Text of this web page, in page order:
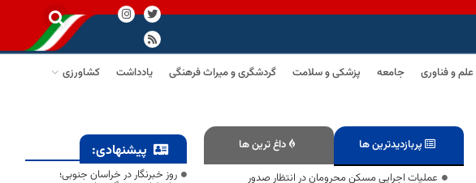
علم و فناوری جامعه پزشکی و سلامت گردشگری و میراث فرهنگی یادداشت
کشاورزی
پربازدیدترین ها داغ ترین ها
عملیات اجرایی مسکن محرومان در انتظار صدور
پیشنهادی:
روز خبرنگار در خراسان جنوبی؛